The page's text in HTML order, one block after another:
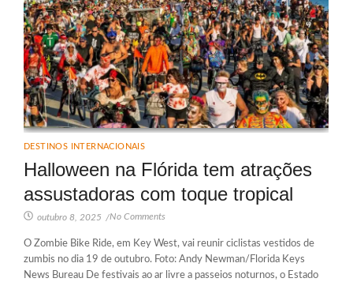
DESTINOS INTERNACIONAIS
Halloween na Flórida tem atrações
assustadoras com toque tropical
outubro 8, 2025 /No Comments
O Zombie Bike Ride, em Key West, vai reunir ciclistas vestidos de
zumbis no dia 19 de outubro. Foto: Andy Newman/Florida Keys
News Bureau De festivais ao ar livre a passeios noturnos, o Estado